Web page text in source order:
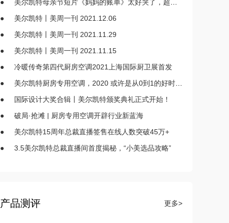
●
美尔凯特母亲节短片《妈妈的账单》太好哭了，超走心！
●
美尔凯特丨美周一刊 2021.12.06
●
美尔凯特丨美周一刊 2021.11.29
●
美尔凯特丨美周一刊 2021.11.15
●
冷暖传奇第四代厨房空调2021上海国际厨卫展首发
●
美尔凯特厨房专用空调，2020 或许是从0到1的好时代？
●
国际设计大奖合辑丨美尔凯特颁奖典礼正式开始！
●
破局·抢滩 | 厨房专用空调开辟行业新蓝海
●
美尔凯特15周年总裁直播签售在线人数突破45万+
●
3.5美尔凯特总裁直播间首度揭秘，“小美选品攻略”
产品测评 更多>